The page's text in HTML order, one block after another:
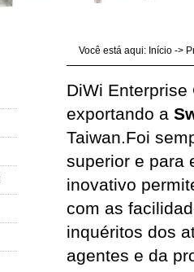
Você está aqui: Início ->
DiWi
exportando a
Taiwan.Foi
superior e para
inovativo
com as
inquéritos dos
agentes e da